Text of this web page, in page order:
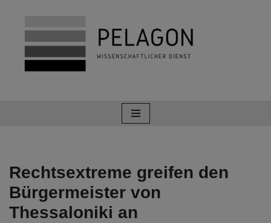
Zum
Inhalt
springen
Rechtsextreme greifen den
Bürgermeister von
Thessaloniki an